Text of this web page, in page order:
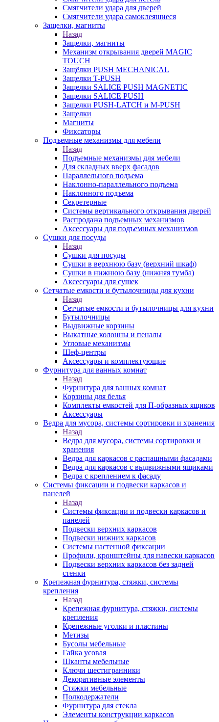
Смягчители удара для дверей
Cмягчители удара самоклеящиеся
Защелки, магниты
Назад
Защелки, магниты
Механизм открывания дверей MAGIC
TOUCH
Защёлки PUSH MECHANICAL
Защелки T-PUSH
Защелки SALICE PUSH MAGNETIC
Защелки SALICE PUSH
Защелки PUSH-LATCH и M-PUSH
Защелки
Магниты
Фиксаторы
Подъемные механизмы для мебели
Назад
Подъемные механизмы для мебели
Для складных вверх фасадов
Параллельного подъема
Наклонно-параллельного подъема
Наклонного подъема
Секретерные
Системы вертикального открывания дверей
Распродажа подъемных механизмов
Аксессуары для подъемных механизмов
Сушки для посуды
Назад
Сушки для посуды
Сушки в верхнюю базу (верхний шкаф)
Сушки в нижнюю базу (нижняя тумба)
Аксессуары для сушек
Сетчатые емкости и бутылочницы для кухни
Назад
Сетчатые емкости и бутылочницы для кухни
Бутылочницы
Выдвижные корзины
Выкатные колонны и пеналы
Угловые механизмы
Шеф-центры
Аксессуары и комплектующие
Фурнитура для ванных комнат
Назад
Фурнитура для ванных комнат
Корзины для белья
Комплекты емкостей для П-образных ящиков
Аксессуары
Ведра для мусора, системы сортировки и хранения
Назад
Ведра для мусора, системы сортировки и
хранения
Ведра для каркасов с распашными фасадами
Ведра для каркасов с выдвижными ящиками
Ведра с креплением к фасаду
Системы фиксации и подвески каркасов и
панелей
Назад
Системы фиксации и подвески каркасов и
панелей
Подвески верхних каркасов
Подвески нижних каркасов
Системы настенной фиксации
Профили, кронштейны для навески каркасов
Подвески верхних каркасов без задней
стенки
Крепежная фурнитура, стяжки, системы
крепления
Назад
Крепежная фурнитура, стяжки, системы
крепления
Крепежные уголки и пластины
Метизы
Бусолы мебельные
Гайка усовая
Шканты мебельные
Ключи шестигранники
Декоративные элементы
Стяжки мебельные
Полкодержатели
Фурнитура для стекла
Элементы конструкции каркасов